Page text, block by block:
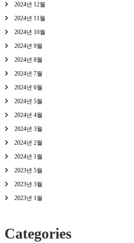
2024년 12월
2024년 11월
2024년 10월
2024년 9월
2024년 8월
2024년 7월
2024년 6월
2024년 5월
2024년 4월
2024년 3월
2024년 2월
2024년 1월
2023년 5월
2023년 3월
2023년 1월
Categories